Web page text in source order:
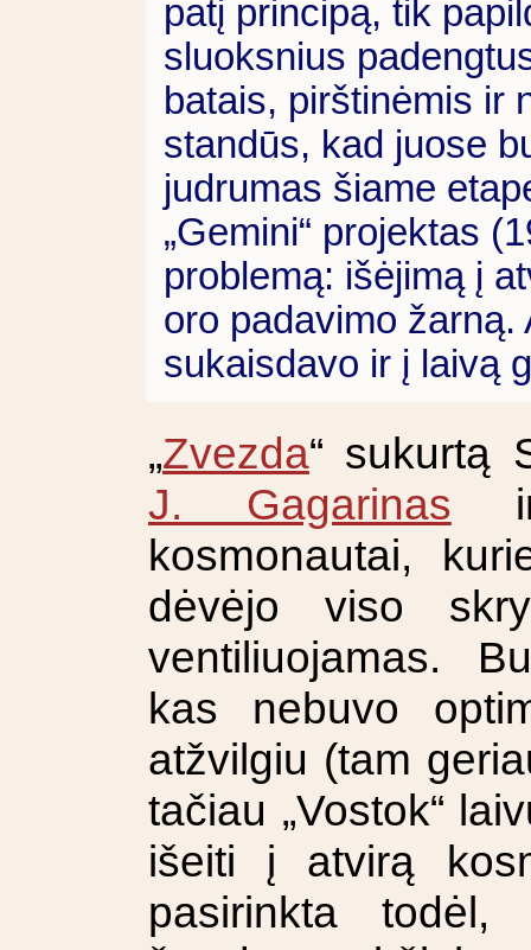
patį principą, tik
sluoksnius
batais, pirštinėmis ir
standūs, kad juose
judrumas šiame
„Gemini“ projektas
problemą: išėjimą į
oro padavimo žarną.
sukaisdavo ir į laivą
„Zvezda“ sukurtą
J. Gagarinas ir
kosmonautai,
dėvėjo viso
ventiliuojamas.
kas nebuvo
atžvilgiu (tam
tačiau „Vostok“
išeiti į atvirą
pasirinkta